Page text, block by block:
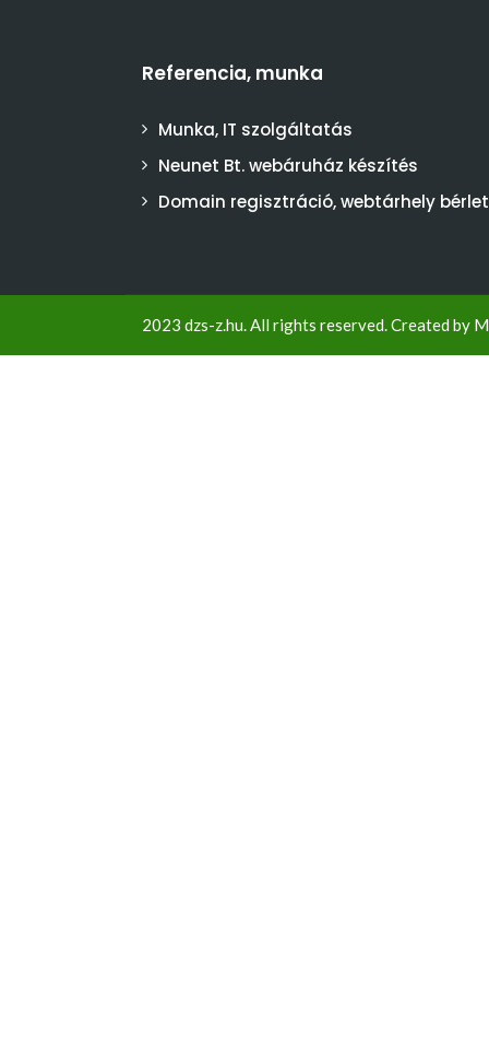
Referencia, munka
Munka, IT szolgáltatás
Neunet Bt. webáruház készítés
Domain regisztráció, webtárhely bérlet
2023 dzs-z.hu. All rights reserved. Created by